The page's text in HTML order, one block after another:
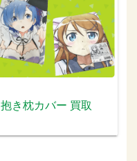
抱き枕カバー 買取